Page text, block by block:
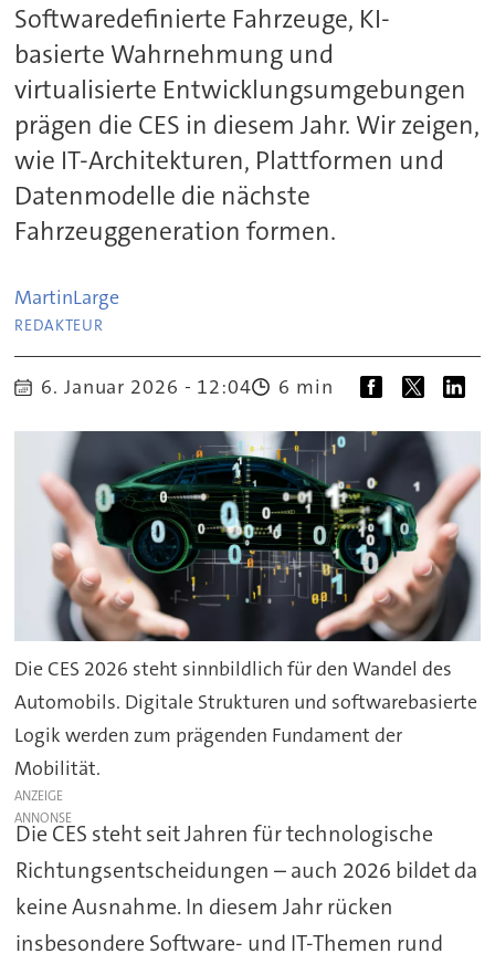
Softwaredefinierte Fahrzeuge, KI-
basierte Wahrnehmung und
virtualisierte Entwicklungsumgebungen
prägen die CES in diesem Jahr. Wir zeigen,
wie IT-Architekturen, Plattformen und
Datenmodelle die nächste
Fahrzeuggeneration formen.
MartinLarge
REDAKTEUR
6. Januar 2026 - 12:04 6 min
Die CES 2026 steht sinnbildlich für den Wandel des
Automobils. Digitale Strukturen und softwarebasierte
Logik werden zum prägenden Fundament der
Mobilität.
ANZEIGE
Die CES steht seit Jahren für technologische
Richtungsentscheidungen – auch 2026 bildet da
keine Ausnahme. In diesem Jahr rücken
insbesondere Software- und IT-Themen rund